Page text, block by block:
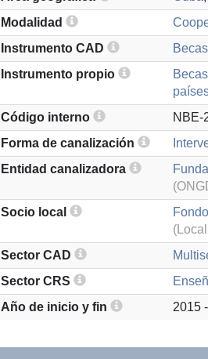
Modalidad
Instrumento CAD
Instrumento propio
Código interno
NBE-
Forma de canalización
Entidad canalizadora
Socio local
Sector CAD
Sector CRS
Año de inicio y fin
2015